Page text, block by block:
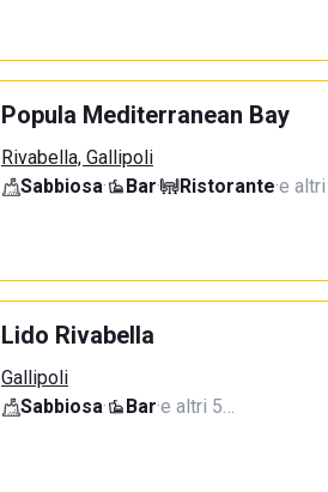
Popula Mediterranean Bay
Rivabella, Gallipoli
Sabbiosa· Bar· Ristorante·e
Lido Rivabella
Gallipoli
Sabbiosa· Bar·e altri 5…